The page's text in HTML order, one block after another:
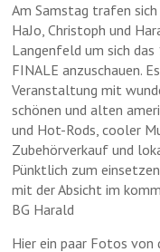
▲
Am Samstag trafen
HaJo, Christoph und
Langenfeld um sich
FINALE anzuschauen.
Veranstaltung mit
schönen und alten
und Hot-Rods, cooler
Zubehörverkauf und
Pünktlich zum
mit der Absicht im
BG Harald
Hier ein paar Fotos von